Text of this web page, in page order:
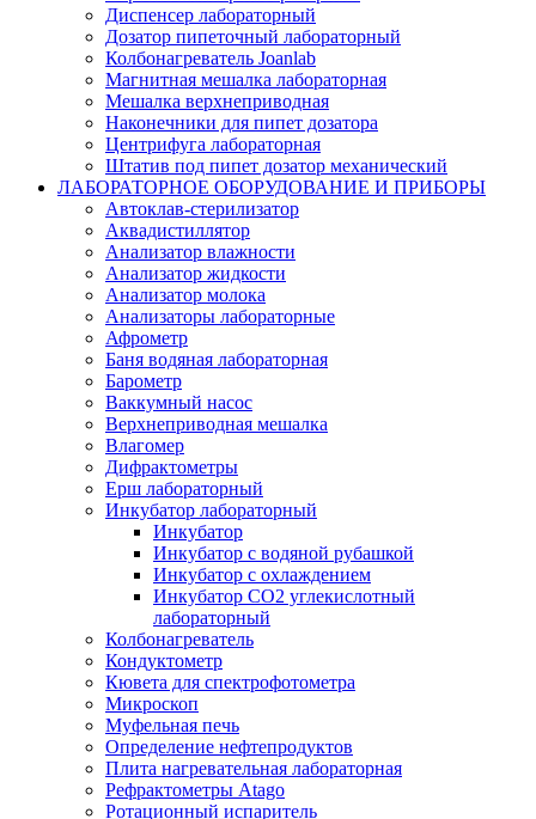
Диспенсер лабораторный
Дозатор пипеточный лабораторный
Колбонагреватель Joanlab
Магнитная мешалка лабораторная
Мешалка верхнеприводная
Наконечники для пипет дозатора
Центрифуга лабораторная
Штатив под пипет дозатор механический
ЛАБОРАТОРНОЕ ОБОРУДОВАНИЕ И ПРИБОРЫ
Автоклав-стерилизатор
Аквадистиллятор
Анализатор влажности
Анализатор жидкости
Анализатор молока
Анализаторы лабораторные
Афрометр
Баня водяная лабораторная
Барометр
Ваккумный насос
Верхнеприводная мешалка
Влагомер
Дифрактометры
Ерш лабораторный
Инкубатор лабораторный
Инкубатор
Инкубатор с водяной рубашкой
Инкубатор с охлаждением
Инкубатор СО2 углекислотный
лабораторный
Колбонагреватель
Кондуктометр
Кювета для спектрофотометра
Микроскоп
Муфельная печь
Определение нефтепродуктов
Плита нагревательная лабораторная
Рефрактометры Atago
Ротационный испаритель